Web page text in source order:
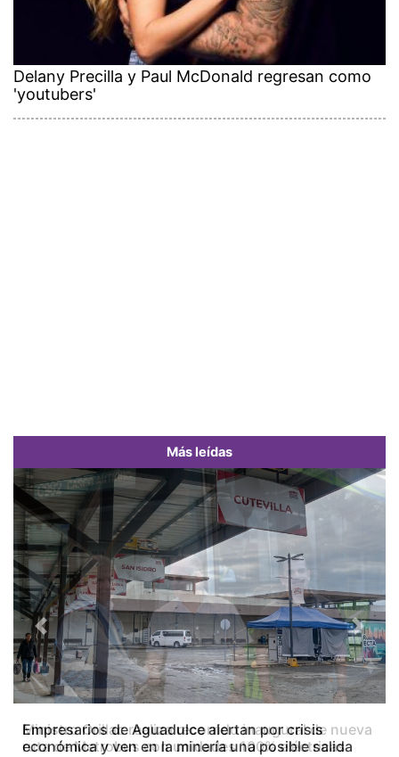
Delany Precilla y Paul McDonald regresan como
'youtubers'
Más leídas
Empresarios de Aguadulce alertan por crisis
económica y ven en la minería una posible salida
Previous Next